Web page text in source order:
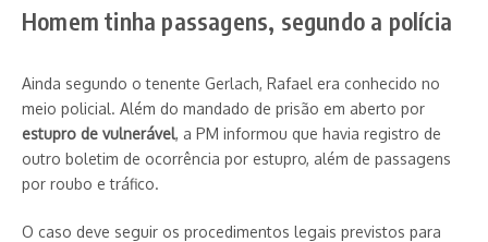
Homem tinha passagens, segundo a polícia
Ainda segundo o tenente Gerlach, Rafael era conhecido no
meio policial. Além do mandado de prisão em aberto por
estupro de vulnerável, a PM informou que havia registro de
outro boletim de ocorrência por estupro, além de passagens
por roubo e tráfico.
O caso deve seguir os procedimentos legais previstos para